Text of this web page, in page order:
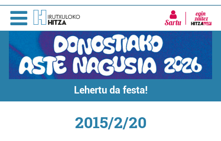
Sartu
Lehertu da festa!
2015/2/20